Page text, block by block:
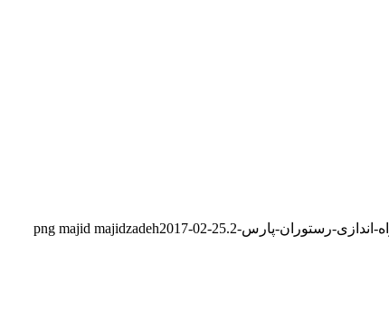
majid majidzadeh2017-02-25